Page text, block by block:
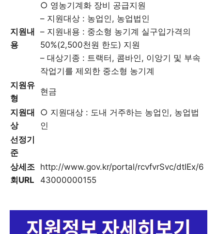
지원내
용
○ 영농기계화 장비 공급지원
– 지원대상 : 농업인, 농업법인
– 지원내용 : 중소형 농기계 실구입가격의
50%(2,500천원 한도) 지원
– 대상기종 : 트랙터, 콤바인, 이앙기 및 부속
작업기를 제외한 중소형 농기계
지원유
형
현금
지원대
상
○ 지원대상 : 도내 거주하는 농업인, 농업법
인
선정기
준
상세조
회URL
http://www.gov.kr/portal/rcvfvrSvc/dtlEx/6
43000000155